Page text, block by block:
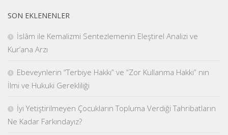
SON EKLENENLER
İslâm ile Kemalizmi Sentezlemenin Eleştirel Analizi ve
Kur’ana Arzı
Ebeveynlerin “Terbiye Hakkı” ve “Zor Kullanma Hakkı” nın
İlmi ve Hukuki Gerekliliği
İyi Yetiştirilmeyen Çocukların Topluma Verdiği Tahribatların
Ne Kadar Farkındayız?